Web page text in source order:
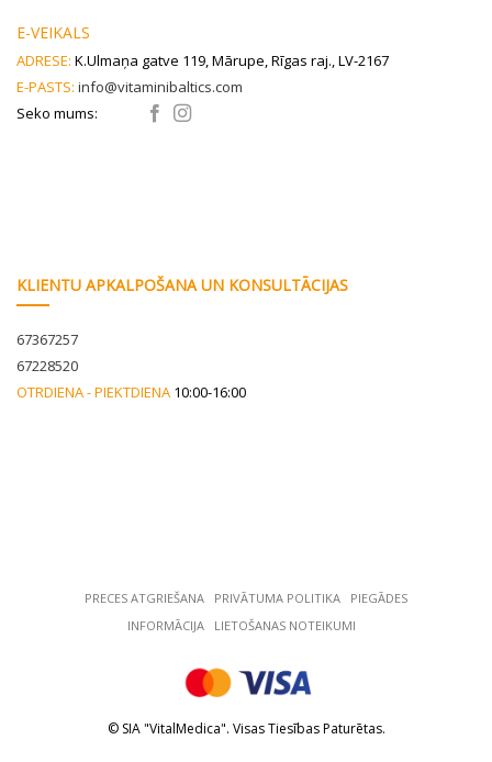
PRECES ATGRIEŠANA РRIVĀTUMA POLITIKA
PIEGĀDES
INFORMĀCIJA
LIETOŠANAS NOTEIKUMI
© SIA "VitalMedica". Visas Tiesības Paturētas.
E-VEIKALS
ADRESE: K.Ulmaņa gatve 119, Mārupe, Rīgas raj., LV-2167
E-PASTS: info@vitaminibaltics.com
Seko mums:
KLIENTU APKALPOŠANA UN KONSULTĀCIJAS
67367257
67228520
OTRDIENA - PIEKTDIENA 10:00-16:00